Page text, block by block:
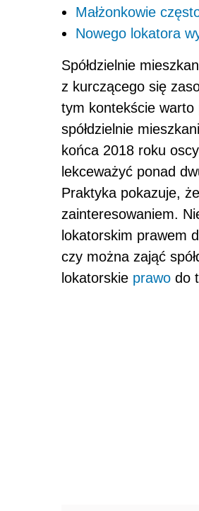
Małżonkowie
Nowego lokatora
Spółdzielnie
z kurczącego się
tym kontekście
spółdzielnie
końca 2018 roku
lekceważyć ponad
Praktyka pokazuje,
zainteresowaniem.
lokatorskim prawem
czy można zająć
lokatorskie prawo do